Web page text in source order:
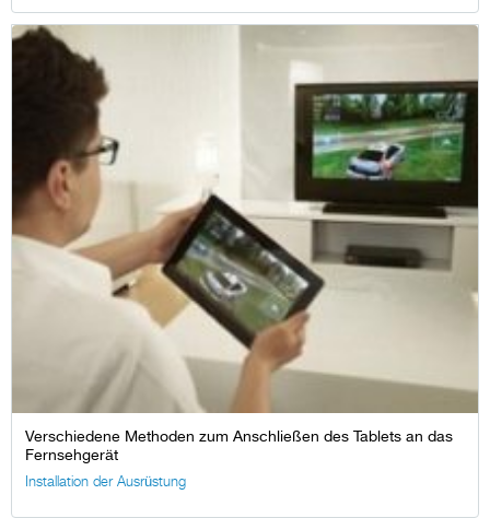
Verschiedene Methoden zum Anschließen des Tablets an das
Fernsehgerät
Installation der Ausrüstung